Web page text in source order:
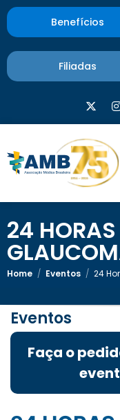
Benefícios
Filiadas
24 HORAS
Home / Eventos / 24
Eventos
Faça o